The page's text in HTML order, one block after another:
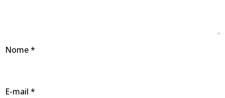
Nome*
E-mail *